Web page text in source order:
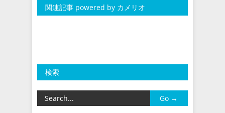
関連記事 powered by カメリオ
検索